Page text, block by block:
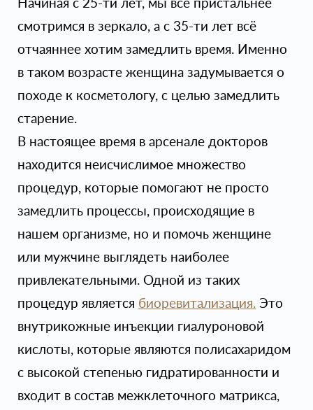
смотримся в зеркало, а с 35-ти лет всё
отчаяннее хотим замедлить время. Именно
в таком возрасте женщина задумывается о
походе к косметологу, с целью замедлить
старение.
В настоящее время в арсенале докторов
находится неисчислимое множество
процедур, которые помогают не просто
замедлить процессы, происходящие в
нашем организме, но и помочь женщине
или мужчине выглядеть наиболее
привлекательными. Одной из таких
процедур является биоревитализация. Это
внутрикожные инъекции гиалуроновой
кислоты, которые являются полисахаридом
с высокой степенью гидратированности и
входит в состав межклеточного матрикса,